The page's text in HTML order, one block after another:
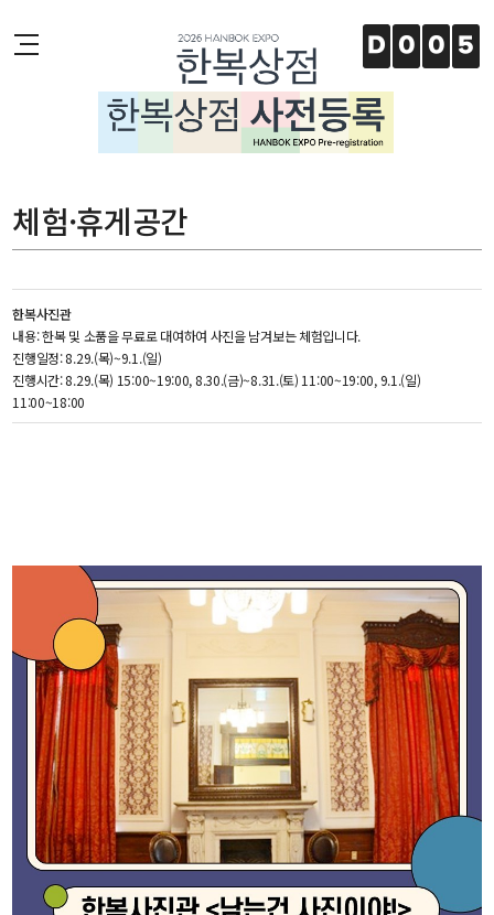
D 0 0 5
체험·휴게공간
한복사진관
내용: 한복 및 소품을 무료로 대여하여 사진을 남겨보는 체험입니다.
진행일정: 8.29.(목)~9.1.(일)
진행시간: 8.29.(목) 15:00~19:00, 8.30.(금)~8.31.(토) 11:00~19:00, 9.1.(일)
11:00~18:00